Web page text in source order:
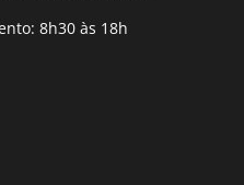
8h30 às 18h